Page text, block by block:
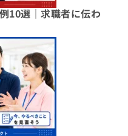
10選｜求職者に伝わ